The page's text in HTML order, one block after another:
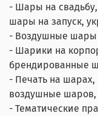
- Шары на
шары на запуск,
- Воздушные шары
- Шарики на
брендированные
- Печать на
воздушные шаров,
- Тематические